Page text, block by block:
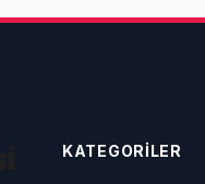
KATEGORİLER